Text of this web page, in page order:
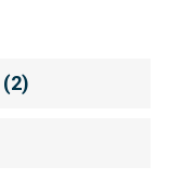
(2)